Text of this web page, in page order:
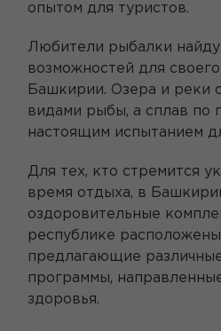
опытом для туристов.
Любители рыбалки
возможностей для
Башкирии. Озера и реки
видами рыбы, а сплав по
настоящим испытанием
Для тех, кто стремится
время отдыха, в
оздоровительные
республике
предлагающие
программы,
здоровья.